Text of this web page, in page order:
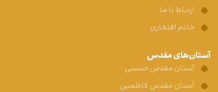
ارتباط با ما
خادم افتخاری
آستان‌های مقدس
آستان مقدس حسینی
آستان مقدس کاظمین